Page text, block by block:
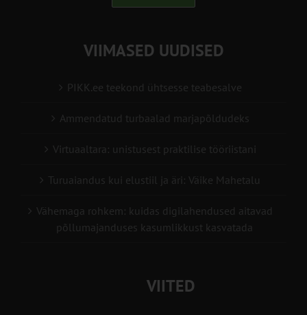
VIIMASED UUDISED
PIKK.ee teekond ühtsesse teabesalve
Ammendatud turbaalad marjapõldudeks
Virtuaaltara: unistusest praktilise tööriistani
Turuaiandus kui elustiil ja äri: Väike Mahetalu
Vähemaga rohkem: kuidas digilahendused aitavad
põllumajanduses kasumlikkust kasvatada
VIITED